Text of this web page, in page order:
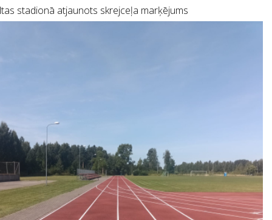
stadionā atjaunots skrejceļa marķējums